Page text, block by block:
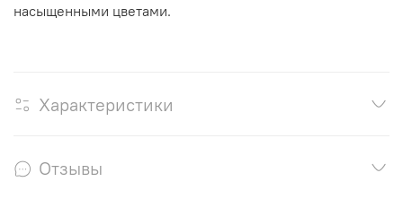
насыщенными цветами.
Характеристики
Отзывы